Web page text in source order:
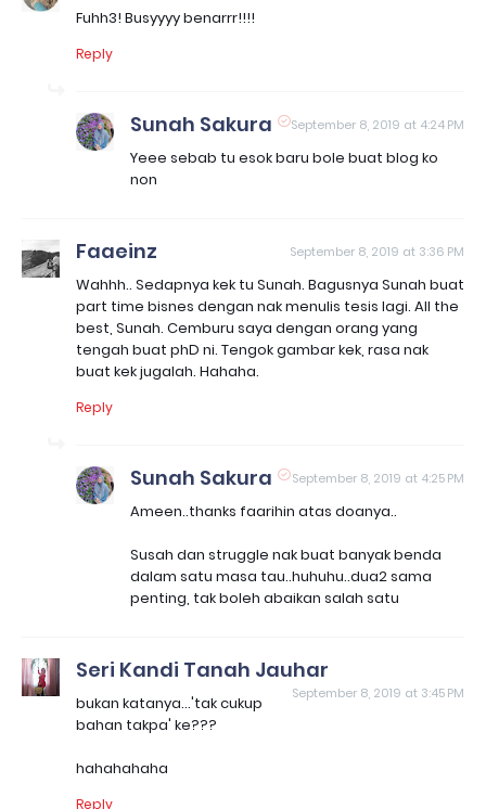
Fuhh3! Busyyyy benarrr!!!!
Reply
Sunah Sakura September 8, 2019 at 4:24 PM
Yeee sebab tu esok baru bole buat blog ko
non
Faaeinz September 8, 2019 at 3:36 PM
Wahhh.. Sedapnya kek tu Sunah. Bagusnya Sunah buat
part time bisnes dengan nak menulis tesis lagi. All the
best, Sunah. Cemburu saya dengan orang yang
tengah buat phD ni. Tengok gambar kek, rasa nak
buat kek jugalah. Hahaha.
Reply
Sunah Sakura September 8, 2019 at 4:25 PM
Ameen..thanks faarihin atas doanya..
Susah dan struggle nak buat banyak benda
dalam satu masa tau..huhuhu..dua2 sama
penting, tak boleh abaikan salah satu
Seri Kandi Tanah Jauhar
September 8, 2019 at 3:45 PM
bukan katanya...'tak cukup
bahan takpa' ke???
hahahahaha
Reply